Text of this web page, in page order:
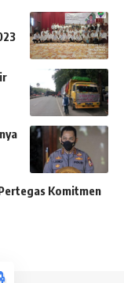
Komitmen